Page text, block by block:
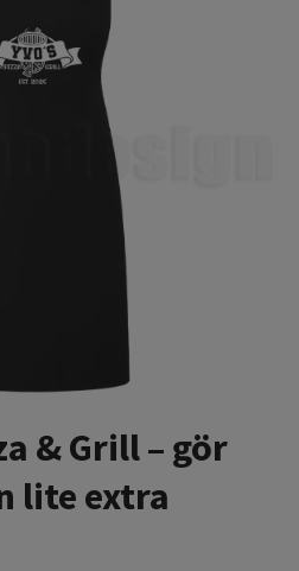
& Grill – gör
lite extra